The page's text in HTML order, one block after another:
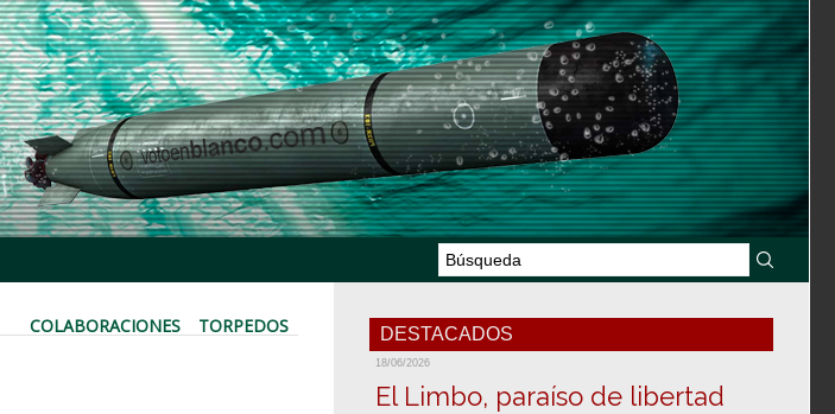
COLABORACIONES TORPEDOS DESTACADOS
18/06/2026
El Limbo, paraíso de libertad